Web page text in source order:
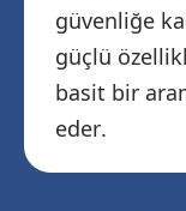
güvenliğe
güçlü
basit bir
eder.